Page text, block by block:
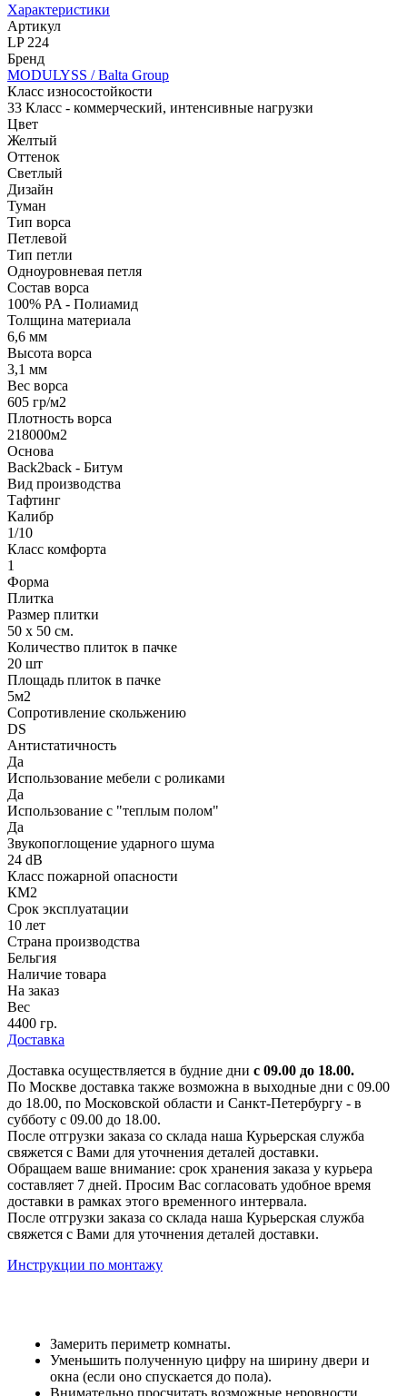
Характеристики
Артикул
LP 224
Бренд
MODULYSS / Balta Group
Класс износостойкости
33 Класс - коммерческий, интенсивные нагрузки
Цвет
Желтый
Оттенок
Светлый
Дизайн
Туман
Тип ворса
Петлевой
Тип петли
Одноуровневая петля
Состав ворса
100% PA - Полиамид
Толщина материала
6,6 мм
Высота ворса
3,1 мм
Вес ворса
605 гр/м2
Плотность ворса
218000м2
Основа
Back2back - Битум
Вид производства
Тафтинг
Калибр
1/10
Класс комфорта
1
Форма
Плитка
Размер плитки
50 х 50 см.
Количество плиток в пачке
20 шт
Площадь плиток в пачке
5м2
Сопротивление скольжению
DS
Антистатичность
Да
Использование мебели с роликами
Да
Использование с "теплым полом"
Да
Звукопоглощение ударного шума
24 dB
Класс пожарной опасности
КМ2
Срок эксплуатации
10 лет
Страна производства
Бельгия
Наличие товара
На заказ
Вес
4400 гр.
Доставка
Доставка осуществляется в будние дни с 09.00 до 18.00.
По Москве доставка также возможна в выходные дни с 09.00
до 18.00, по Московской области и Санкт-Петербургу - в
субботу с 09.00 до 18.00.
После отгрузки заказа со склада наша Курьерская служба
свяжется с Вами для уточнения деталей доставки.
Обращаем ваше внимание: срок хранения заказа у курьера
составляет 7 дней. Просим Вас согласовать удобное время
доставки в рамках этого временного интервала.
После отгрузки заказа со склада наша Курьерская служба
свяжется с Вами для уточнения деталей доставки.
Инструкции по монтажу
Замерить периметр комнаты.
Уменьшить полученную цифру на ширину двери и
окна (если оно спускается до пола).
Внимательно просчитать возможные неровности